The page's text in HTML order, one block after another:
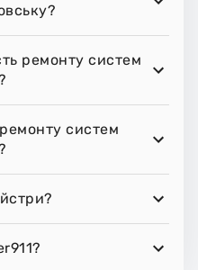
ремонту систем
систем